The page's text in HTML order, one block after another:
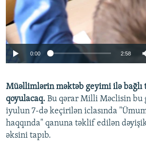
0:00 2:58
Müəllimlərin məktəb geyimi ilə bağlı
qoyulacaq. Bu qərar Milli Məclisin
iyulun 7-də keçirilən iclasında
haqqında" qanuna təklif edilən
əksini tapıb.